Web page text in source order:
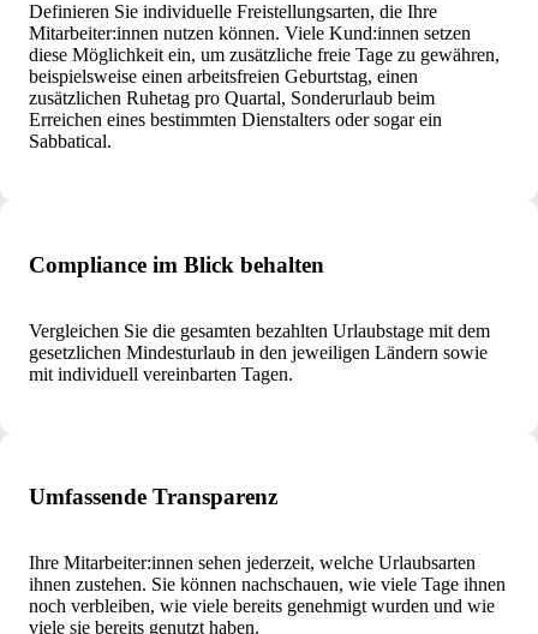
Definieren Sie individuelle Freistellungsarten, die Ihre
Mitarbeiter:innen nutzen können. Viele Kund:innen setzen
diese Möglichkeit ein, um zusätzliche freie Tage zu gewähren,
beispielsweise einen arbeitsfreien Geburtstag, einen
zusätzlichen Ruhetag pro Quartal, Sonderurlaub beim
Erreichen eines bestimmten Dienstalters oder sogar ein
Sabbatical.
Compliance im Blick behalten
Vergleichen Sie die gesamten bezahlten Urlaubstage mit dem
gesetzlichen Mindesturlaub in den jeweiligen Ländern sowie
mit individuell vereinbarten Tagen.
Umfassende Transparenz
Ihre Mitarbeiter:innen sehen jederzeit, welche Urlaubsarten
ihnen zustehen. Sie können nachschauen, wie viele Tage ihnen
noch verbleiben, wie viele bereits genehmigt wurden und wie
viele sie bereits genutzt haben.